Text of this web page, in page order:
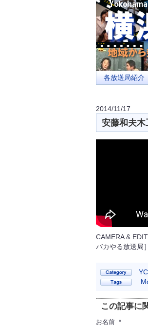
横浜の地域メディ
を目指します
各放送局紹介
2014/11/17
安藤和夫木
CAMERA &
バカやる放送局］
この記事に
お名前 *